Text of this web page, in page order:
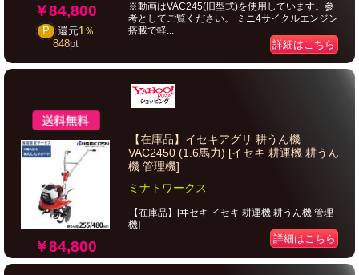
￥84,800
P 還元1％
848pt
※動画はVAC245(旧型式)を使用しています。参
考としてご覧ください。 ミニ4サイクルエンジン
搭載で軽...
詳細はこちら
￥84,800
【在庫品】イセキアグリ 耕うん機
VAC2450 (1.6馬力) [イセキ 耕運機 耕うん
機 管理機]
ミナトワークス
【在庫品】[ヰセキ イセキ 耕運機 耕うん機 管理
機]
詳細はこちら